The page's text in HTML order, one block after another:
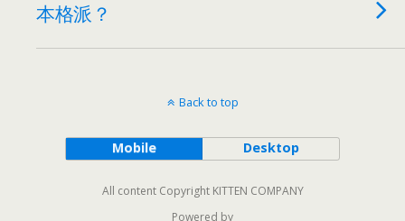
本格派？
Back to top
Mobile Desktop
All content Copyright KITTEN COMPANY
Powered by